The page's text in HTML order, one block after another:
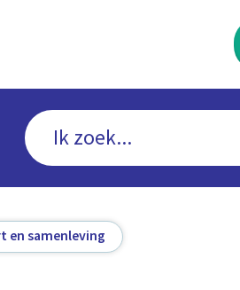
en samenleving